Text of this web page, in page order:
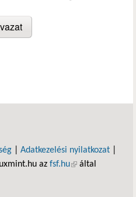
Adatkezelési nyilatkozat
az fsf.hu(külső hivatkozás)
által